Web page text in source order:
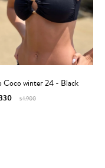
Coco winter 24 - Black
$1.900